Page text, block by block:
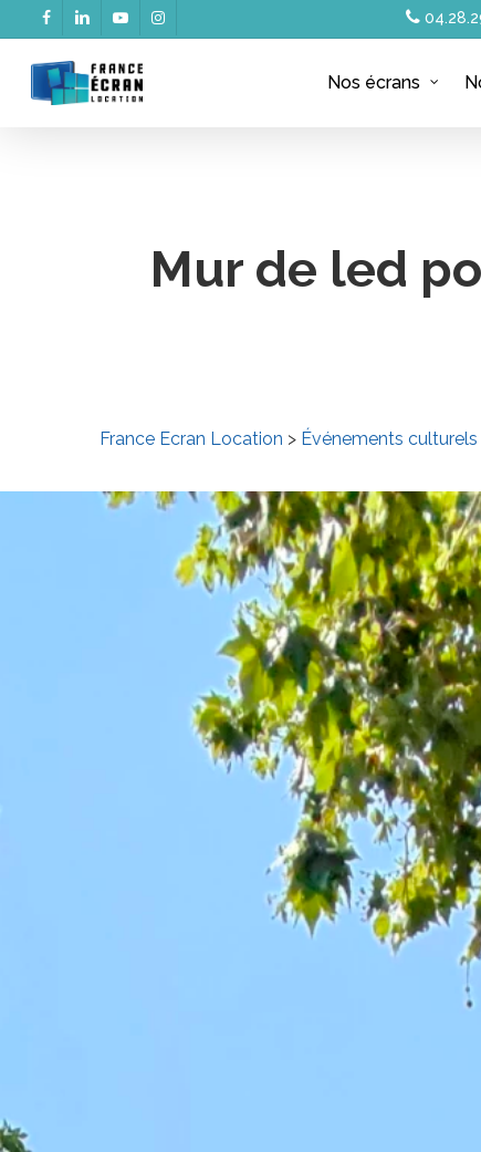
to
main
content
facebooklinkedinyoutubeinstagram
Nos écrans
Mur de led
France Ecran Location > Événements culturels